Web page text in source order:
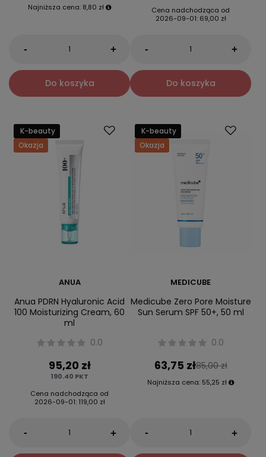
Najniższa cena: 8,80 zł
- +
Do koszyka
Cena nadchodząca od
2026-09-01: 69,00 zł
- +
Do koszyka
K-beauty
Okazja
ANUA
Anua PDRN Hyaluronic Acid
100 Moisturizing Cream, 60
ml
0.0
95,20 zł
190.40 PKT
Cena nadchodząca od
2026-09-01: 119,00 zł
- +
K-beauty
Okazja
MEDICUBE
Medicube Zero Pore Moisture
Sun Serum SPF 50+, 50 ml
0.0
63,75 zł85,00 zł
Najniższa cena: 55,25 zł
- +